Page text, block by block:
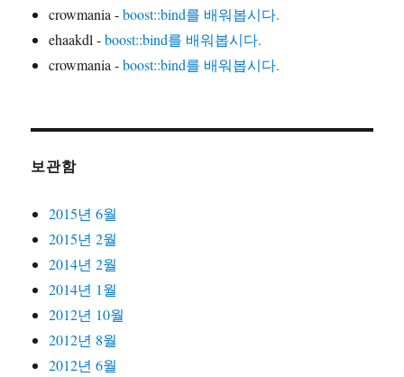
crowmania-boost::bind를 배워봅시다.
ehaakdl-boost::bind를 배워봅시다.
crowmania-boost::bind를 배워봅시다.
보관함
2015년 6월
2015년 2월
2014년 2월
2014년 1월
2012년 10월
2012년 8월
2012년 6월